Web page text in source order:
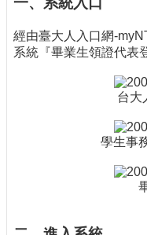
論
壇
經由臺大人入口網-
系統『畢業生領證代表
台大
學生事